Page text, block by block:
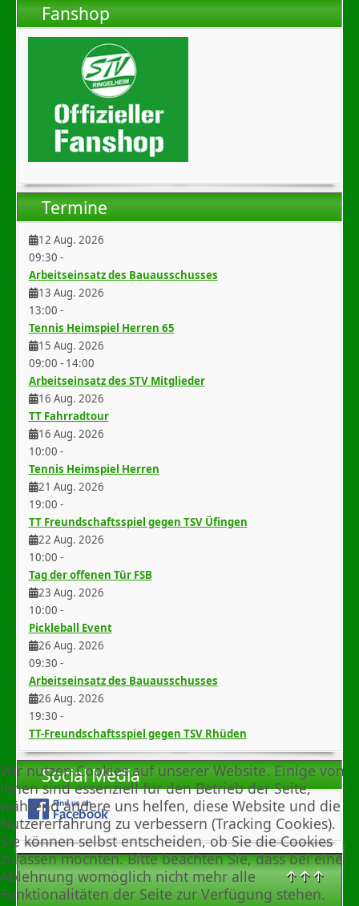
↑↑↑
Fanshop
Termine
12 Aug. 2026
09:30 -
Arbeitseinsatz des Bauausschusses
13 Aug. 2026
13:00 -
Tennis Heimspiel Herren 65
15 Aug. 2026
09:00 - 14:00
Arbeitseinsatz des STV Mitglieder
16 Aug. 2026
TT Fahrradtour
16 Aug. 2026
10:00 -
Tennis Heimspiel Herren
21 Aug. 2026
19:00 -
TT Freundschaftsspiel gegen TSV Üfingen
22 Aug. 2026
10:00 -
Tag der offenen Tür FSB
23 Aug. 2026
10:00 -
Pickleball Event
26 Aug. 2026
09:30 -
Arbeitseinsatz des Bauausschusses
26 Aug. 2026
19:30 -
TT-Freundschaftsspiel gegen TSV Rhüden
Social Media
Wir nutzen Cookies auf unserer Website. Einige von
ihnen sind essenziell für den Betrieb der Seite,
während andere uns helfen, diese Website und die
Nutzererfahrung zu verbessern (Tracking Cookies).
Sie können selbst entscheiden, ob Sie die Cookies
zulassen möchten. Bitte beachten Sie, dass bei einer
Ablehnung womöglich nicht mehr alle
Funktionalitäten der Seite zur Verfügung stehen.